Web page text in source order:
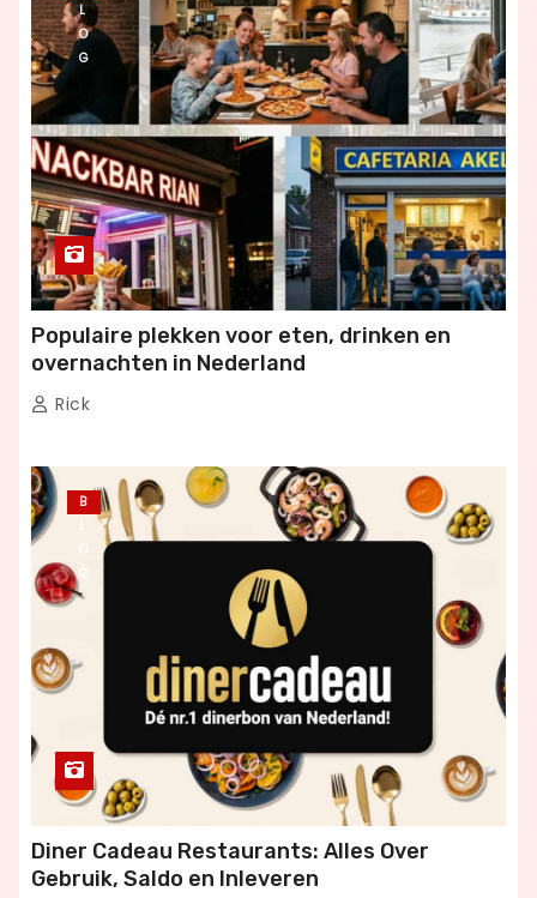
L
O
G
Populaire plekken voor eten, drinken en
overnachten in Nederland
Rick
B
L
O
G
Diner Cadeau Restaurants: Alles Over
Gebruik, Saldo en Inleveren